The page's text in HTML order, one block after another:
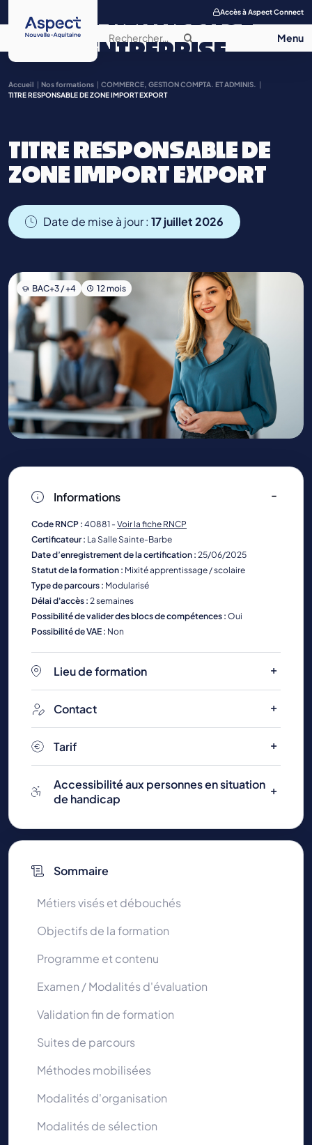
Accès à Aspect Connect
APPRENTISSAGE
ENTREPRISE
SALON DE
CONTACT
Accueil Nos formations
COMMERCE, GESTION COMPTA. ET ADMINIS.
TITRE RESPONSABLE DE ZONE IMPORT EXPORT
TITRE RESPONSABLE DE
ZONE IMPORT EXPORT
Date de mise à jour :17 juillet 2026
BAC+3 / +4 12 mois
Informations
Code RNCP : 40881 - Voir la fiche RNCP
Certificateur : La Salle Sainte-Barbe
Date d’enregistrement de la certification : 25/06/2025
Statut de la formation : Mixité apprentissage / scolaire
Type de parcours : Modularisé
Délai d'accès : 2 semaines
Possibilité de valider des blocs de compétences : Oui
Possibilité de VAE : Non
Lieu de formation
Contact
Tarif
Accessibilité aux personnes en situation
de handicap
Sommaire
Métiers visés et débouchés
Objectifs de la formation
Programme et contenu
Examen / Modalités d'évaluation
Validation fin de formation
Suites de parcours
Méthodes mobilisées
Modalités d'organisation
Modalités de sélection